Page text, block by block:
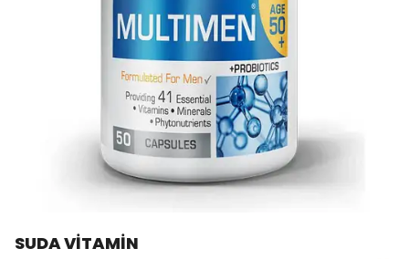
SUDA VİTAMİN